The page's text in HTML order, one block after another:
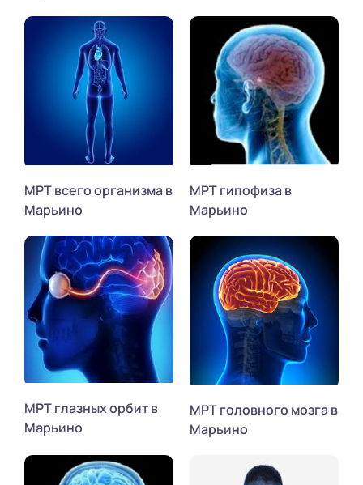
МРТ всего организма в
Марьино
МРТ гипофиза в
Марьино
МРТ глазных орбит в
Марьино
МРТ головного мозга в
Марьино